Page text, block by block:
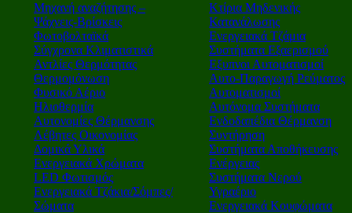
Μηχανή αναζήτησης –
Ψάχνεις-Βρίσκεις
Φωτοβολταϊκά
Σύγχρονα Κλιματιστικά
Αντλίες Θερμότητας
Θερμομόνωση
Φυσικό Αέριο
Ηλιοθερμία
Αυτονομίες Θέρμανσης
Λέβητες Οικονομίας
Δομικά Υλικά
Ενεργειακά Χρώματα
LED Φωτισμός
Ενεργειακά Τζάκια/Σόμπες/
Σώματα
Κτίρια Μηδενικής
Κατανάλωσης
Ενεργειακά Τζάμια
Συστήματα Εξαερισμού
Εξυπνοι Αυτοματισμοί
Αυτο-Παραγωγή Ρεύματος
Αυτοματισμοί
Αυτόνομα Συστήματα
Ενδοδαπέδια Θέρμανση
Συντήρηση
Συστήματα Αποθήκευσης
Ενέργειας
Συστήματα Νερού
Υγραέριο
Ενεργειακά Κουφώματα